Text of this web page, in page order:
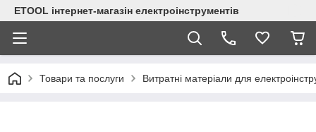
ETOOL інтернет-магазін електроінструментів
Товари та послуги Витратні матеріали для